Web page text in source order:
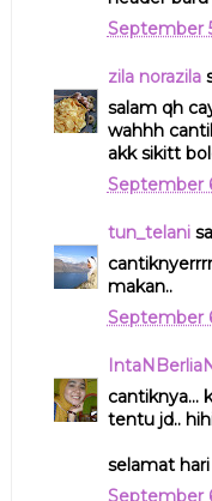
September
zila norazila
salam qh
wahhh
akk sikitt
September
tun_telani
makan..
September
cantiknya...
tentu jd..
selamat hari
September